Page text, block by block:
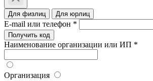
Для физлиц Для юрлиц
E-mail или телефон *
Получить код
Наименование организации или ИП *
Организация